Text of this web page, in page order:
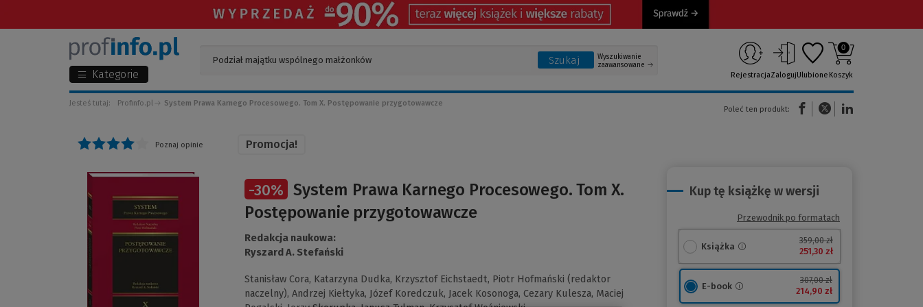
Kategorie
Szukaj
Wyszukiwanie
zaawansowane
RejestracjaZalogujUlubione
0
Koszyk
Jesteś tutaj: Profinfo.pl System Prawa Karnego Procesowego. Tom X. Postępowanie przygotowawcze
Poleć ten produkt:
(Nowe okno)(Link do innej strony)
Poznaj opinie Promocja!
-30% System Prawa Karnego Procesowego. Tom X.
Postępowanie przygotowawcze
Redakcja naukowa:
Ryszard A. Stefański
Stanisław Cora, Katarzyna Dudka, Krzysztof Eichstaedt, Piotr Hofmański (redaktor
naczelny), Andrzej Kiełtyka, Józef Koredczuk, Jacek Kosonoga, Cezary Kulesza, Maciej
Kup tę książkę w wersji
Przewodnik po formatach
Książka
359,00 zł
251,30 zł
E-book
307,00 zł
214,90 zł